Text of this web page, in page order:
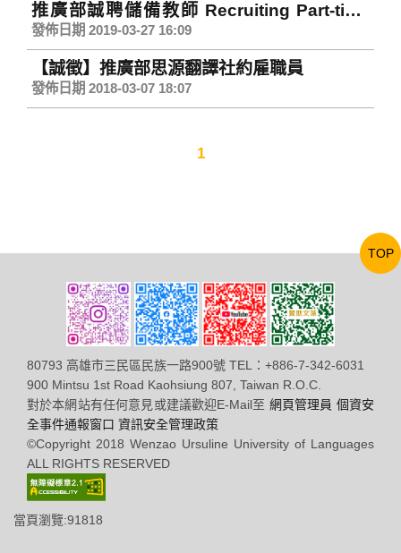
推廣部誠聘儲備教師 Recruiting Part-time
Teachers
發佈日期 2019-03-27 16:09
【誠徵】推廣部思源翻譯社約雇職員
發佈日期 2018-03-07 18:07
1
80793 高雄市三民區民族一路900號 TEL：+886-7-342-6031
900 Mintsu 1st Road Kaohsiung 807, Taiwan R.O.C.
對於本網站有任何意見或建議歡迎E-Mail至 網頁管理員 個資安
全事件通報窗口 資訊安全管理政策
©Copyright 2018 Wenzao Ursuline University of Languages
ALL RIGHTS RESERVED
當頁瀏覽:91818
TOP